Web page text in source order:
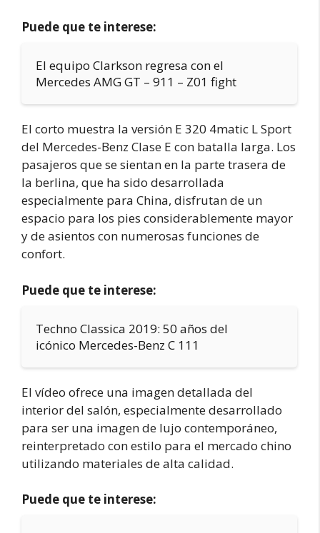
Puede que te interese:
El equipo Clarkson regresa con el
Mercedes AMG GT – 911 – Z01 fight
El corto muestra la versión E 320 4matic L Sport
del Mercedes-Benz Clase E con batalla larga. Los
pasajeros que se sientan en la parte trasera de
la berlina, que ha sido desarrollada
especialmente para China, disfrutan de un
espacio para los pies considerablemente mayor
y de asientos con numerosas funciones de
confort.
Puede que te interese:
Techno Classica 2019: 50 años del
icónico Mercedes-Benz C 111
El vídeo ofrece una imagen detallada del
interior del salón, especialmente desarrollado
para ser una imagen de lujo contemporáneo,
reinterpretado con estilo para el mercado chino
utilizando materiales de alta calidad.
Puede que te interese: